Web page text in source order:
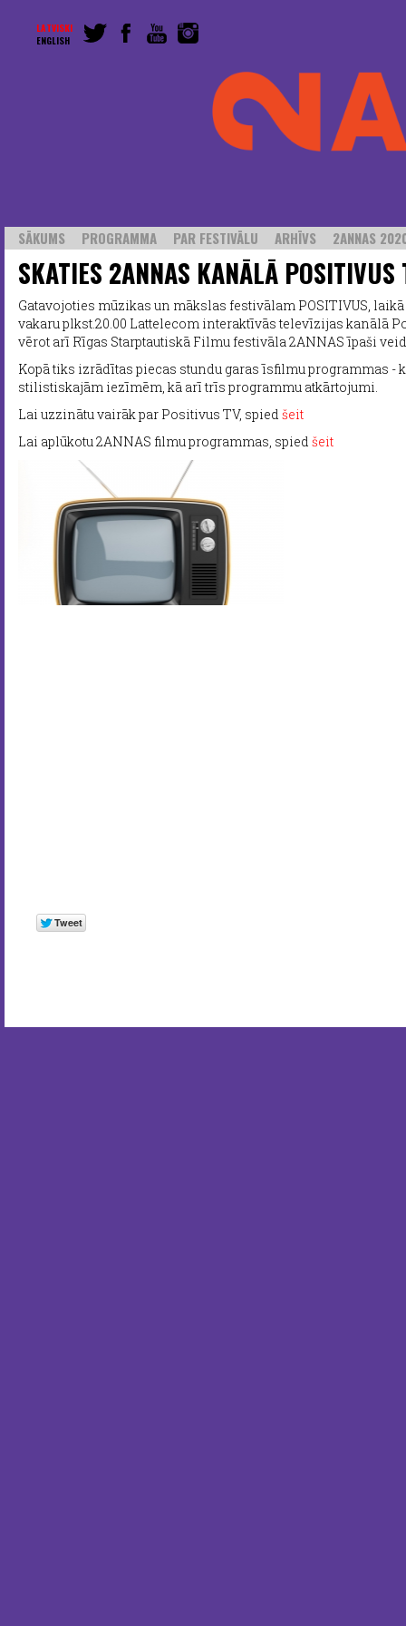
LATVISKI
ENGLISH
SĀKUMS PROGRAMMA PAR FESTIVĀLU ARHĪVS 2ANNAS
SKATIES 2ANNAS KANĀLĀ POSITIVUS
Gatavojoties mūzikas un mākslas festivālam POSITIVUS, laikā
vakaru plkst.20.00 Lattelecom interaktīvās televīzijas kanālā
vērot arī Rīgas Starptautiskā Filmu festivāla 2ANNAS īpaši
Kopā tiks izrādītas piecas stundu garas īsfilmu programmas -
stilistiskajām iezīmēm, kā arī trīs programmu atkārtojumi.
Lai uzzinātu vairāk par Positivus TV, spied šeit
Lai aplūkotu 2ANNAS filmu programmas, spied šeit